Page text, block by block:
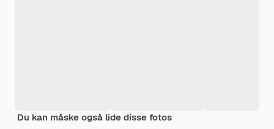
Du kan måske også lide disse fotos